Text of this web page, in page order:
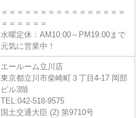
＝＝＝＝＝＝＝＝＝＝＝＝＝＝＝＝
＝＝＝＝＝＝
水曜定休：AM10:00～PM19:00まで
元気に営業中！
エールーム立川店
東京都立川市柴崎町３丁目4-17 岡部
ビル3階
TEL:042-518-9575
国土交通大臣 (2) 第9710号